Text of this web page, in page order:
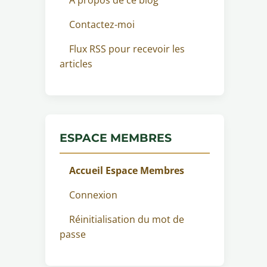
Contactez-moi
Flux RSS pour recevoir les
articles
ESPACE MEMBRES
Accueil Espace Membres
Connexion
Réinitialisation du mot de
passe